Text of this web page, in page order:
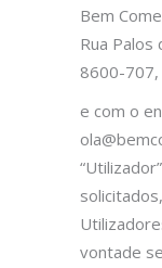
Bem
Rua Palos
8600-707,
e com o
vontade